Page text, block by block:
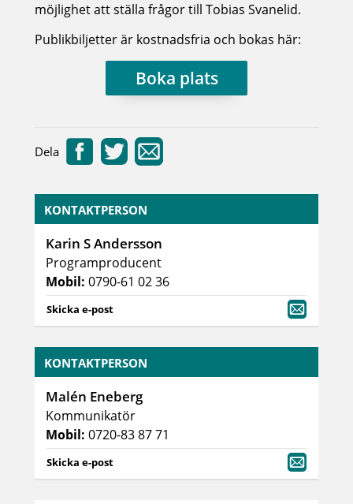
möjlighet att ställa frågor till Tobias Svanelid.
Publikbiljetter är kostnadsfria och bokas här:
Boka plats
Dela
KONTAKTPERSON
Karin S Andersson
Programproducent
Mobil: 0790-61 02 36
Skicka e-post
KONTAKTPERSON
Malén Eneberg
Kommunikatör
Mobil: 0720-83 87 71
Skicka e-post